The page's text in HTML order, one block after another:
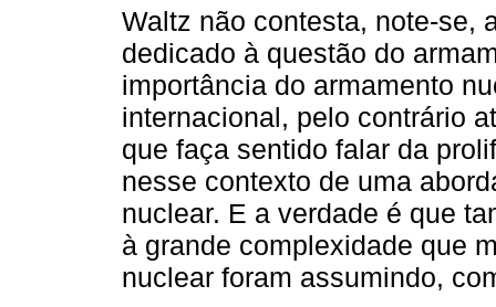
Waltz não contesta, note-se,
dedicado à questão do
importância do armamento
internacional, pelo contrário
que faça sentido falar da
nesse contexto de uma
nuclear. E a verdade é que
à grande complexidade que
nuclear foram assumindo,